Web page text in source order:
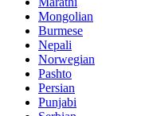
Mongolian
Burmese
Nepali
Norwegian
Pashto
Persian
Punjabi